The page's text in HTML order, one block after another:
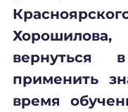
применить
время